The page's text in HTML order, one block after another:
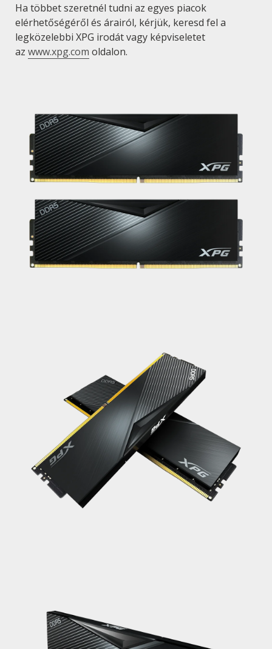
Ha többet szeretnél tudni az egyes piacok
elérhetőségéről és árairól, kérjük, keresd fel a
legközelebbi XPG irodát vagy képviseletet
az www.xpg.com oldalon.